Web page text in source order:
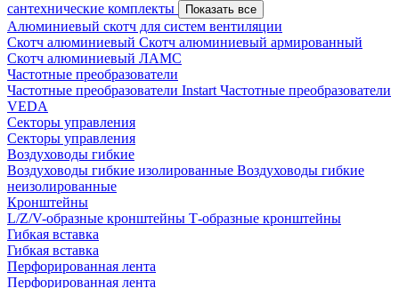
сантехнические комплекты
Показать все
Алюминиевый скотч для систем вентиляции
Скотч алюминиевый Скотч алюминиевый армированный
Скотч алюминиевый ЛАМС
Частотные преобразователи
Частотные преобразователи Instart Частотные преобразователи
VEDA
Секторы управления
Секторы управления
Воздуховоды гибкие
Воздуховоды гибкие изолированные Воздуховоды гибкие
неизолированные
Кронштейны
L/Z/V-образные кронштейны Т-образные кронштейны
Гибкая вставка
Гибкая вставка
Перфорированная лента
Перфорированная лента